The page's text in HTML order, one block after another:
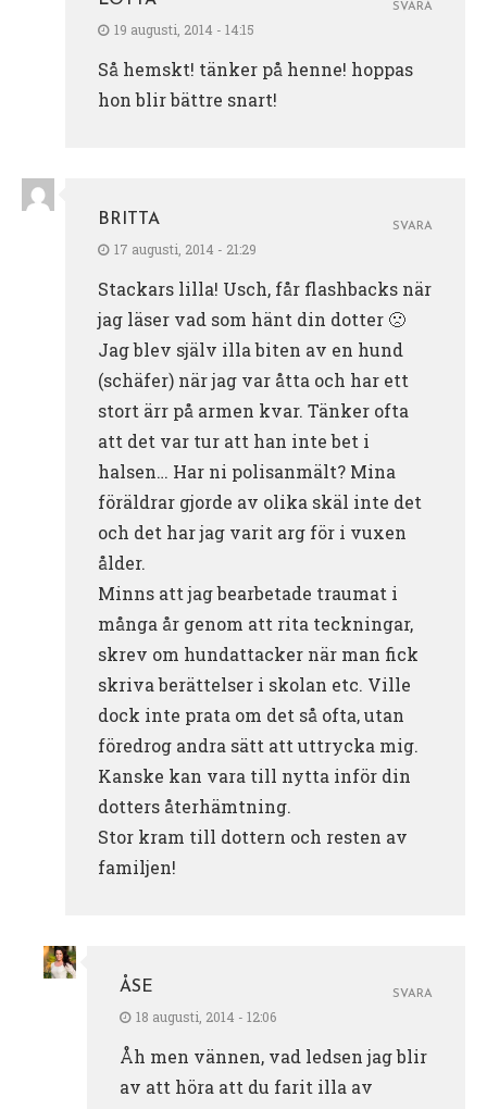
19 augusti, 2014 - 14:15
Så hemskt! tänker på henne! hoppas
hon blir bättre snart!
SVARA
BRITTA
17 augusti, 2014 - 21:29
Stackars lilla! Usch, får flashbacks när
jag läser vad som hänt din dotter 🙁
Jag blev själv illa biten av en hund
(schäfer) när jag var åtta och har ett
stort ärr på armen kvar. Tänker ofta
att det var tur att han inte bet i
halsen… Har ni polisanmält? Mina
föräldrar gjorde av olika skäl inte det
och det har jag varit arg för i vuxen
ålder.
Minns att jag bearbetade traumat i
många år genom att rita teckningar,
skrev om hundattacker när man fick
skriva berättelser i skolan etc. Ville
dock inte prata om det så ofta, utan
föredrog andra sätt att uttrycka mig.
Kanske kan vara till nytta inför din
dotters återhämtning.
Stor kram till dottern och resten av
familjen!
SVARA
ÅSE
18 augusti, 2014 - 12:06
Åh men vännen, vad ledsen jag blir
av att höra att du farit illa av
SVARA